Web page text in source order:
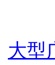
大型